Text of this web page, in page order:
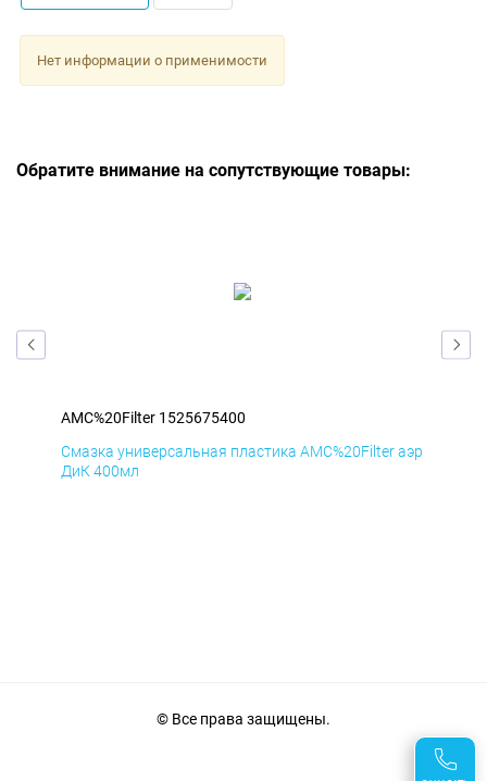
Нет информации о применимости
Обратите внимание на сопутствующие товары:
AMC%20Filter 1525675400
Смазка универсальная пластика AMC%20Filter аэр
ДиК 400мл
© Все права защищены.